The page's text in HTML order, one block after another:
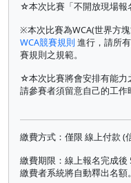
☆本次比賽「不開放現場報
※本次比賽為WCA(世界方
WCA競賽規則 進行，請所
賽規則之規範。
☆本次比賽將會安排有能力
請參賽者須留意自己的工作
繳費方式：僅限 線上付款 (
繳費期限：線上報名完成
繳費者系統將自動釋出名